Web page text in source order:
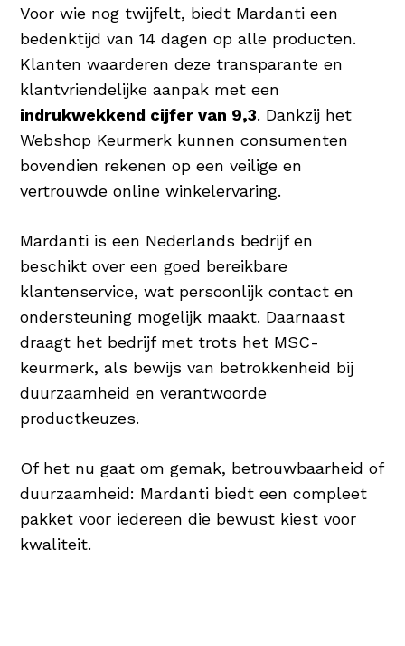
Voor wie nog twijfelt, biedt Mardanti een
bedenktijd van 14 dagen op alle producten.
Klanten waarderen deze transparante en
klantvriendelijke aanpak met een
indrukwekkend cijfer van 9,3. Dankzij het
Webshop Keurmerk kunnen consumenten
bovendien rekenen op een veilige en
vertrouwde online winkelervaring.
Mardanti is een Nederlands bedrijf en
beschikt over een goed bereikbare
klantenservice, wat persoonlijk contact en
ondersteuning mogelijk maakt. Daarnaast
draagt het bedrijf met trots het MSC-
keurmerk, als bewijs van betrokkenheid bij
duurzaamheid en verantwoorde
productkeuzes.
Of het nu gaat om gemak, betrouwbaarheid of
duurzaamheid: Mardanti biedt een compleet
pakket voor iedereen die bewust kiest voor
kwaliteit.